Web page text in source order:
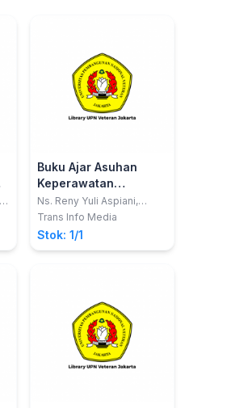
Buku Ajar Asuhan
Keperawatan
Maternitas Aplikasi
NANDA, NIC dan NOC
Ns. Reny Yuli Aspiani,
S.Kep
Trans Info Media
Stok: 1/1